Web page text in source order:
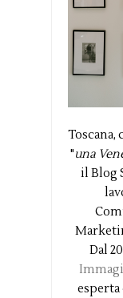
Toscana,
"una
il Blog
Dal
esperta